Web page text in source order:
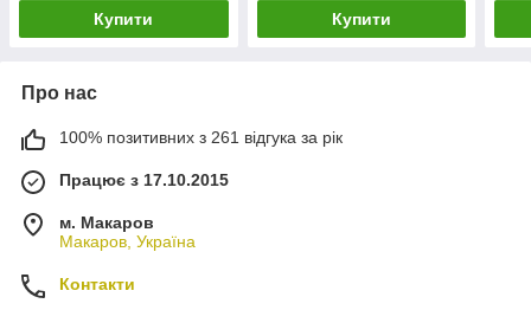
Купити Купити
Про нас
100% позитивних з 261 відгука за рік
Працює з 17.10.2015
м. Макаров
Макаров, Україна
Контакти